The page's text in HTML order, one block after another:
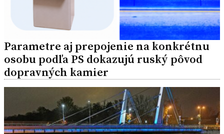
Parametre aj prepojenie na konkrétnu
osobu podľa PS dokazujú ruský pôvod
dopravných kamier